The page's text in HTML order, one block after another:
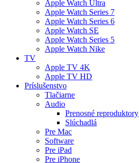
Apple Watch Ultra
Apple Watch Series 7
Apple Watch Series 6
Apple Watch SE
Apple Watch Series 5
Apple Watch Nike
TV
Apple TV 4K
Apple TV HD
Príslušenstvo
Tlačiarne
Audio
Prenosné reproduktory
Slúchadlá
Pre Mac
Software
Pre iPad
Pre iPhone